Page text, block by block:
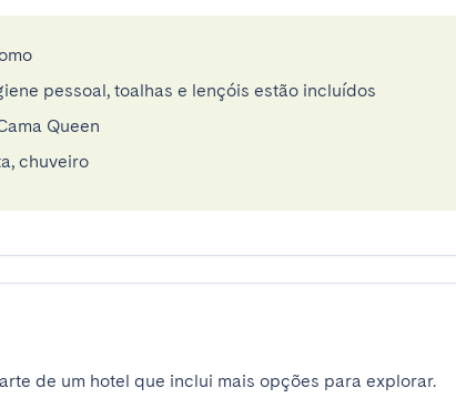
pessoal, toalhas e lençóis estão incluídos
Queen
chuveiro
de um hotel que inclui mais opções para explorar.